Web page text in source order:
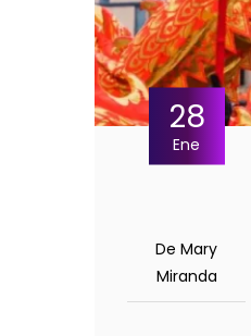
28
Ene
De Mary
Miranda